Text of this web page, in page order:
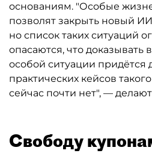
основаниям. "Особые
позволят закрыть новый
но список таких ситуаций
опасаются, что доказывать
особой ситуации придётся
практических кейсов
сейчас почти нет", —
Свободу